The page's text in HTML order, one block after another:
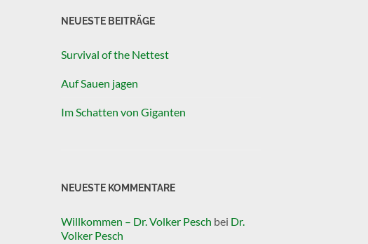
NEUESTE BEITRÄGE
Survival of the Nettest
Auf Sauen jagen
Im Schatten von Giganten
NEUESTE KOMMENTARE
Willkommen – Dr. Volker Pesch bei Dr.
Volker Pesch